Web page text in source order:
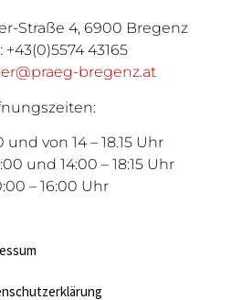
Straße 4, 6900 Bregenz
+43(0)5574 43165
bregenz.at
und von 14 – 18.15 Uhr
und 14:00 – 18:15 Uhr
– 16:00 Uhr